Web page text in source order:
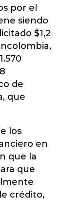
por el
siendo
$1,2
de
que
los
en
que la
que
crédito,